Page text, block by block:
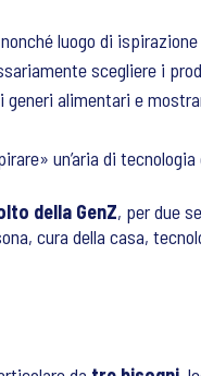
luogo di
scegliere i
alimentari e
un’aria di
della GenZ, per due
cura della casa,